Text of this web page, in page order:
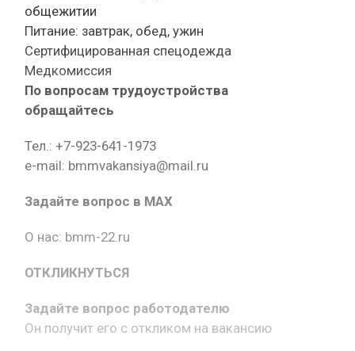
общежитии
Питание: завтрак, обед, ужин
Сертифицированная спецодежда
Медкомиссия
По вопросам трудоустройства
обращайтесь
Тел.: +7-923-641-1973
e-mail: bmmvakansiya@mail.ru
Задайте вопрос в MAX
О нас: bmm-22.ru
ОТКЛИКНУТЬСЯ
Задайте вопрос работодателю
Он получит его с откликом на вакансию